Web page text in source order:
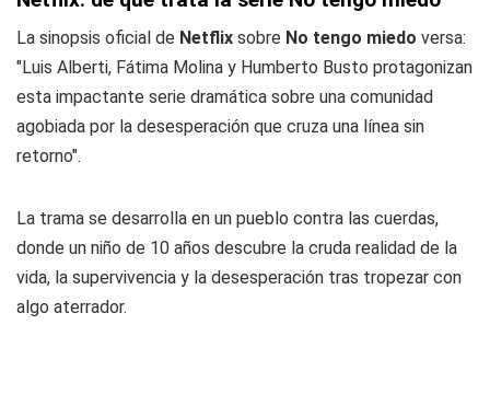
La sinopsis oficial de Netflix sobre No tengo miedo versa:
"Luis Alberti, Fátima Molina y Humberto Busto protagonizan
esta impactante serie dramática sobre una comunidad
agobiada por la desesperación que cruza una línea sin
retorno".
La trama se desarrolla en un pueblo contra las cuerdas,
donde un niño de 10 años descubre la cruda realidad de la
vida, la supervivencia y la desesperación tras tropezar con
algo aterrador.